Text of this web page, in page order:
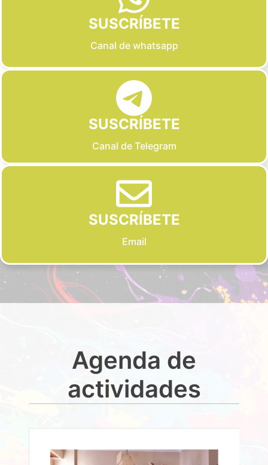
SUSCRÍBETE
Canal de whatsapp
SUSCRÍBETE
Canal de Telegram
SUSCRÍBETE
Email
Agenda de
actividades